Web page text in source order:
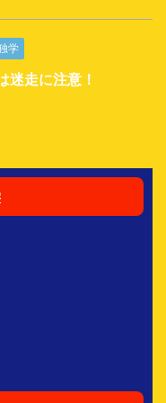
学
迷走に注意！